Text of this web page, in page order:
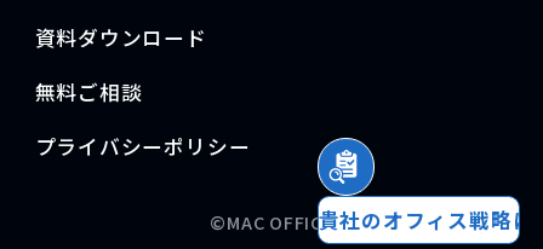
貴社のオフィス戦略
資料ダウンロード
無料ご相談
プライバシーポリシー
©MAC OFFICE